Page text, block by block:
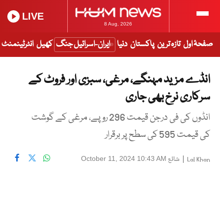
8 Aug, 2026
LIVE
صفحۂ اول تازہ ترین پاکستان دنیا ایران-اسرائیل جنگ کھیل انٹرٹینمنٹ
انڈے مزید مہنگے، مرغی، سبزی اور فروٹ کے
سرکاری نرخ بھی جاری
انڈوں کی فی درجن قیمت 296 روپے، مرغی کے گوشت
کی قیمت 595 کی سطح پر برقرار
Lal Khan
| شائع October 11, 2024 10:43 AM